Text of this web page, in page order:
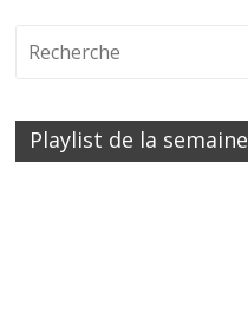
Playlist de la semaine